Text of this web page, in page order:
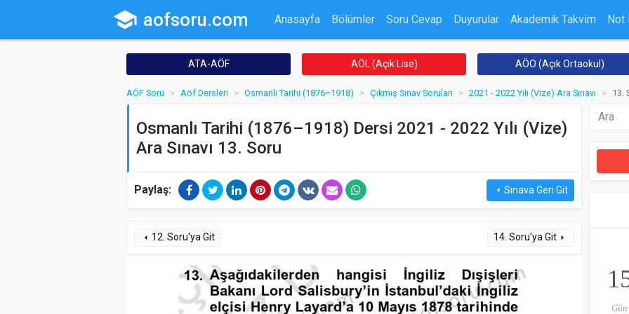
school aofsoru.com Anasayfa Bölümler Soru Cevap Duyurular Akademik Takvim Not
ATA-AÖF AÖL (Açık Lise) AÖO (Açık Ortaokul)
AÖF Soru Aöf Dersleri Osmanlı Tarihi (1876–1918) Çıkmış Sınav Soruları 2021 - 2022 Yılı (Vize) Ara Sınavı 13.
Osmanlı Tarihi (1876–1918) Dersi 2021 - 2022 Yılı (Vize)
Ara Sınavı 13. Soru
Paylaş: arrow_leftSınava Geri Git
arrow_left 12. Soru'ya Git 14. Soru'ya Git arrow_right
Gün